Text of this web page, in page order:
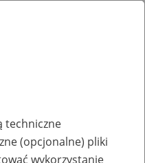
techniczne
(opcjonalne) pliki
wykorzystanie